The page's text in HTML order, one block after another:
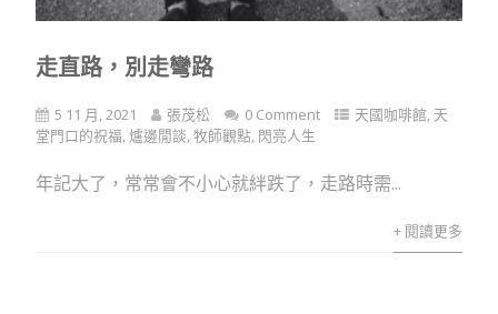
走直路，別走彎路
5 11 月, 2021 張茂松 0 Comment 天國咖啡館, 天
堂門口的祝福,爐邊閒談,牧師觀點, 閃亮人生
年記大了，常常會不小心就絆跌了，走路時需...
+ 閱讀更多